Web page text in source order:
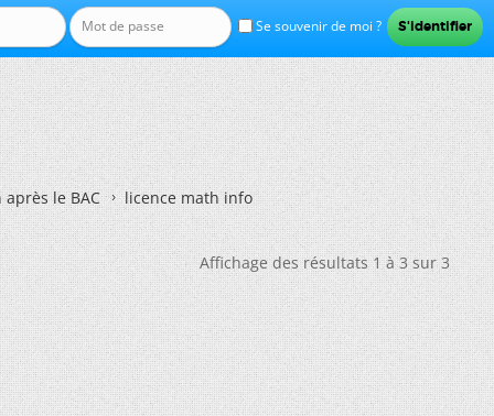
Se souvenir de moi ?
le BAC licence math info
Affichage des résultats 1 à 3 sur 3